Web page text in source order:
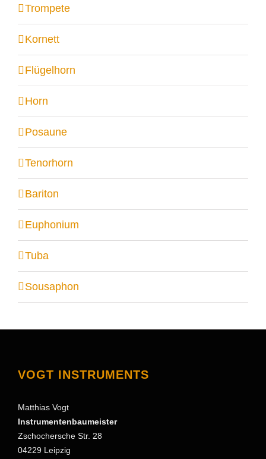
Trompete
Kornett
Flügelhorn
Horn
Posaune
Tenorhorn
Bariton
Euphonium
Tuba
Sousaphon
VOGT INSTRUMENTS
Matthias Vogt
Instrumentenbaumeister
Zschochersche Str. 28
04229 Leipzig